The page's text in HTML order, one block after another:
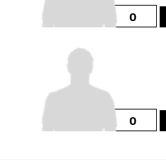
0
0